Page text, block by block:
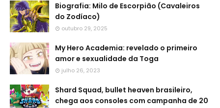
Biografia: Milo de Escorpião (Cavaleiros
do Zodíaco)
outubro 29, 2025
My Hero Academia: revelado o primeiro
amor e sexualidade da Toga
julho 26, 2023
Shard Squad, bullet heaven brasileiro,
chega aos consoles com campanha de 20